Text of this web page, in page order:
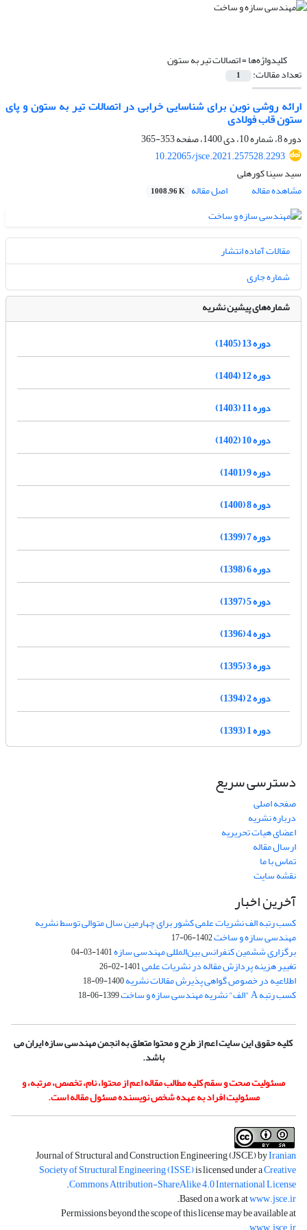
کلیدواژه‌ها =اتصالات تیر به ستون
تعداد مقالات: 1
ارائه روشی نوین برای شناسایی خرابی در اتصالات تیر به ستون و پای
ستون قاب فولادی
دوره 8، شماره 10، دی 1400، صفحه
353-365
10.22065/jsce.2021.257528.2293
سید سینا کورهلی
مشاهده مقاله
اصل مقاله 1008.96 K
مقالات آماده انتشار
شماره جاری
شماره‌های پیشین نشریه
دوره 13 (1405)
دوره 12 (1404)
دوره 11 (1403)
دوره 10 (1402)
دوره 9 (1401)
دوره 8 (1400)
دوره 7 (1399)
دوره 6 (1398)
دوره 5 (1397)
دوره 4 (1396)
دوره 3 (1395)
دوره 2 (1394)
دوره 1 (1393)
دسترسی سریع
صفحه اصلی
درباره نشریه
اعضای هیات تحریریه
ارسال مقاله
تماس با ما
نقشه سایت
آخرین اخبار
کسب رتبه الف نشریات علمی کشور برای چهارمین سال متوالی توسط نشریه
مهندسی سازه و ساخت1402-06-17
برگزاری ششمین کنفرانس بین‌المللی مهندسی سازه1401-03-04
تغییر هزینه پردازش مقاله در نشریات علمی1401-02-26
اطلاعیه در خصوص گواهی پذیرش مقالات نشریه1400-09-18
کسب رتبه A "الف" نشریه مهندسی سازه و ساخت 1399-06-18
کلیه حقوق این سایت اعم از طرح و محتوا متعلق به انجمن مهندسی سازه ایران می
باشد.
مسئولیت صحت و سقم کلیه مطالب مقاله اعم از محتوا، نام، تخصص، مرتبه، و
مسئولیت افراد به عهده شخص نویسنده مسئول مقاله است.
Journal of Structural and Construction Engineering (JSCE) byIranian
Society of Structural Engineering (ISSE)is licensed under aCreative
Commons Attribution-ShareAlike 4.0 International License
.
Based on a work atwww.jsce.ir
.
Permissions beyond the scope of this license may be available at